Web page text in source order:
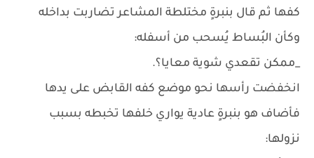
كفها ثم قال بنبرةٍ مختلطة المشاعر تضاربت بداخله
وكأن البُساط يُسحب من أسفله:
_ممكن تقعدي شوية معايا؟.
انخفضت رأسها نحو موضع كفه القابض على يدها
فأضاف هو بنبرةٍ عادية يواري خلفها تخبطه بسبب
نزولها: